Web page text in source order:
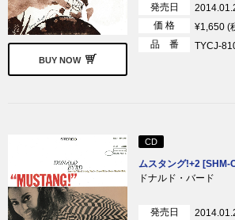
BUY NOW
発売日
価 格
¥1,650 (
品 番
TYCJ-
CD
ムスタング!+2 [SHM-
ドナルド・バード
発売日